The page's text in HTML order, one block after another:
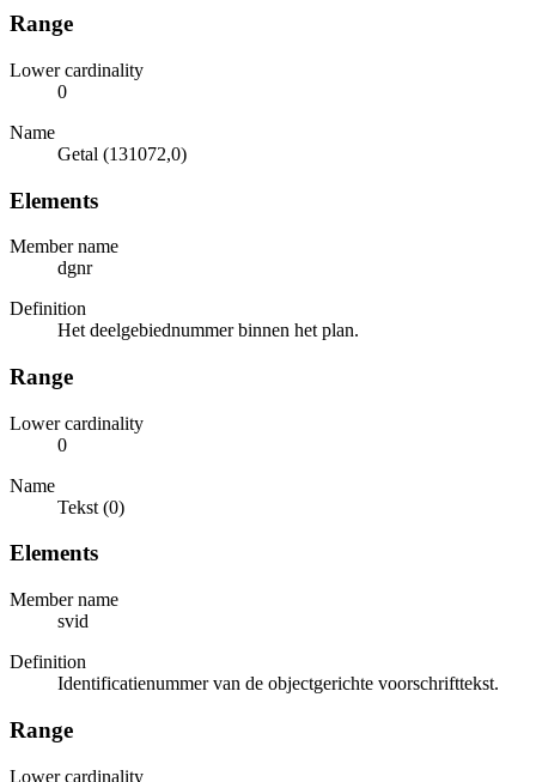
Range
Lower cardinality
0
Name
Getal (131072,0)
Elements
Member name
dgnr
Definition
Het deelgebiednummer binnen het plan.
Range
Lower cardinality
0
Name
Tekst (0)
Elements
Member name
svid
Definition
Identificatienummer van de objectgerichte voorschrifttekst.
Range
Lower cardinality